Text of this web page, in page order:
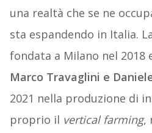
una realtà che se ne
sta espandendo in Italia.
fondata a Milano nel 2018
Marco Travaglini e
2021 nella produzione di
proprio il vertical farming,